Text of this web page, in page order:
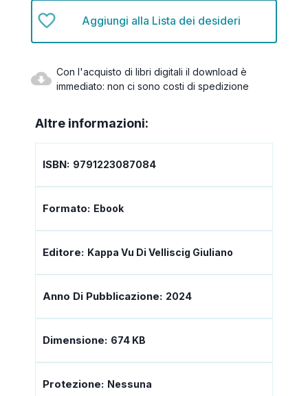
Aggiungi alla Lista dei desideri
Con l'acquisto di libri digitali il download è
immediato: non ci sono costi di spedizione
Altre informazioni:
ISBN: 9791223087084
Formato: Ebook
Editore: Kappa Vu Di Velliscig Giuliano
Anno Di Pubblicazione: 2024
Dimensione: 674 KB
Protezione: Nessuna